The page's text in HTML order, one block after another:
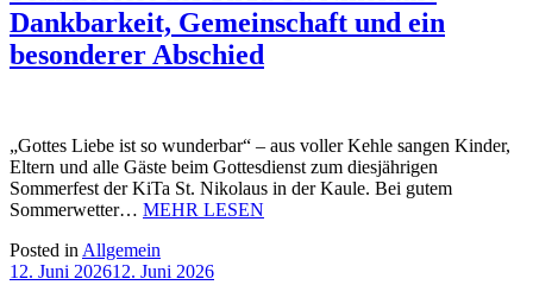
Dankbarkeit, Gemeinschaft und ein
besonderer Abschied
„Gottes Liebe ist so wunderbar“ – aus voller Kehle sangen Kinder,
Eltern und alle Gäste beim Gottesdienst zum diesjährigen
Sommerfest der KiTa St. Nikolaus in der Kaule. Bei gutem
Sommerwetter… MEHR LESEN
Posted in Allgemein
12. Juni 202612. Juni 2026